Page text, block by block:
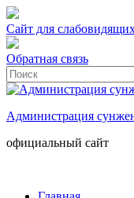
Сайт для
Обратная связь
Администрация
официальный сайт